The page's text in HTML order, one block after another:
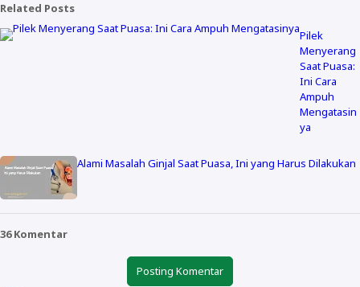
Related Posts
Pilek
Menyerang
Saat Puasa:
Ini Cara
Ampuh
Mengatasin
ya
Alami Masalah Ginjal Saat Puasa, Ini yang Harus Dilakukan
36 Komentar
Posting Komentar